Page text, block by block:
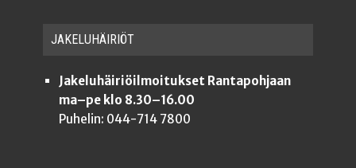
JAKE­LU­HÄI­RIÖT
Jakeluhäiriöilmoitukset Rantapohjaan
ma–pe klo 8.30–16.00
Puhelin: 044-714 7800